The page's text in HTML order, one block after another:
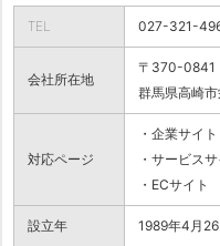
TEL 027-321-
会社所在地
〒370-0841
群馬県高崎
対応ページ
・企業サイト
・サービスサ
・ECサイト
設立年 1989年4月26